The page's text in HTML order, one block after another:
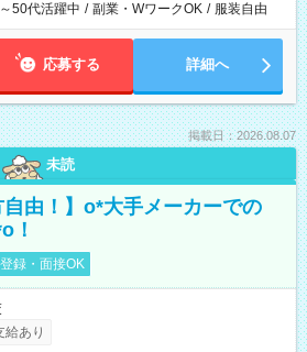
50代活躍中 / 副業・WワークOK / 服装自由
応募する 詳細へ
掲載日：2026.08.07
未読
由！】o*大手メーカーでの
！
録・面接OK
給あり